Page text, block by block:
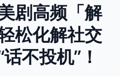
剧高频「解
松化解社交
不投机”！